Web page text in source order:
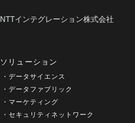
NTTインテグレーション株式会社
ソリューション
データサイエンス
データファブリック
マーケティング
セキュリティネットワーク